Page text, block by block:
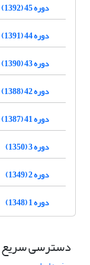
دوره 45 (1392)
دوره 44 (1391)
دوره 43 (1390)
دوره 42 (1388)
دوره 41 (1387)
دوره 3 (1350)
دوره 2 (1349)
دوره 1 (1348)
دسترسی سریع